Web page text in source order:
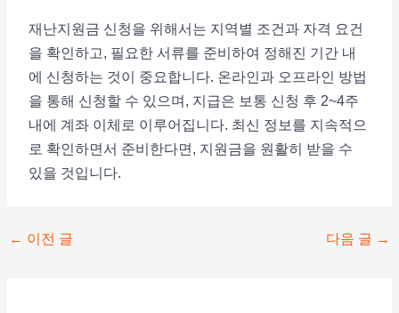
재난지원금 신청을 위해서는 지역별 조건과 자격 요건
을 확인하고, 필요한 서류를 준비하여 정해진 기간 내
에 신청하는 것이 중요합니다. 온라인과 오프라인 방법
을 통해 신청할 수 있으며, 지급은 보통 신청 후 2~4주
내에 계좌 이체로 이루어집니다. 최신 정보를 지속적으
로 확인하면서 준비한다면, 지원금을 원활히 받을 수
있을 것입니다.
포
← 이전 글 다음 글 →